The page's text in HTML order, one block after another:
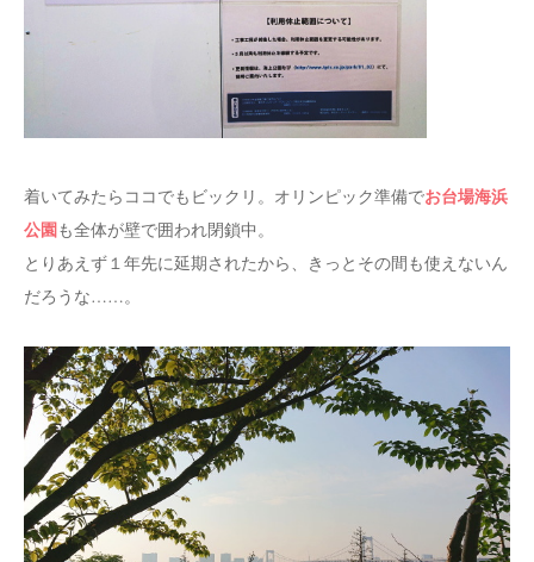
着いてみたらココでもビックリ。オリンピック準備でお台場海浜
公園も全体が壁で囲われ閉鎖中。
とりあえず１年先に延期されたから、きっとその間も使えないん
だろうな……。